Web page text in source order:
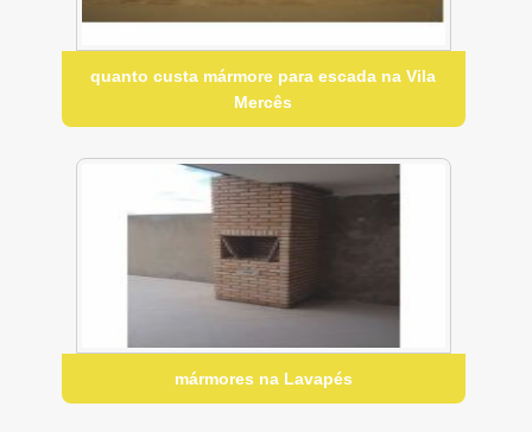
quanto custa mármore para escada na Vila
Mercês
mármores na Lavapés